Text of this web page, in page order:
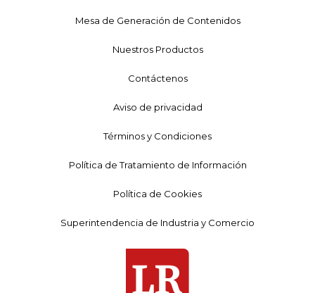
Mesa de Generación de Contenidos
Nuestros Productos
Contáctenos
Aviso de privacidad
Términos y Condiciones
Política de Tratamiento de Información
Política de Cookies
Superintendencia de Industria y Comercio